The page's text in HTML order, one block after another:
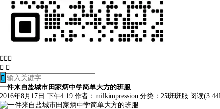
  
 

一件来自盐城市田家炳中学简单大方的班服
2016年8月17日 下午4:19 作者：milkimpression 分类： 25班班服 阅读